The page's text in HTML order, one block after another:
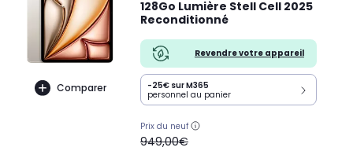
Comparer
128Go Lumière Stell Cell 2025
Reconditionné
Revendre votre appareil
-25€ sur M365
personnel au panier
Prix du neuf
oldPrice
949,00€